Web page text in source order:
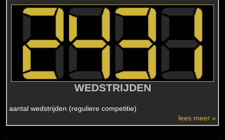
WEDSTRIJDEN
aantal wedstrijden (reguliere competitie)
lees meer »